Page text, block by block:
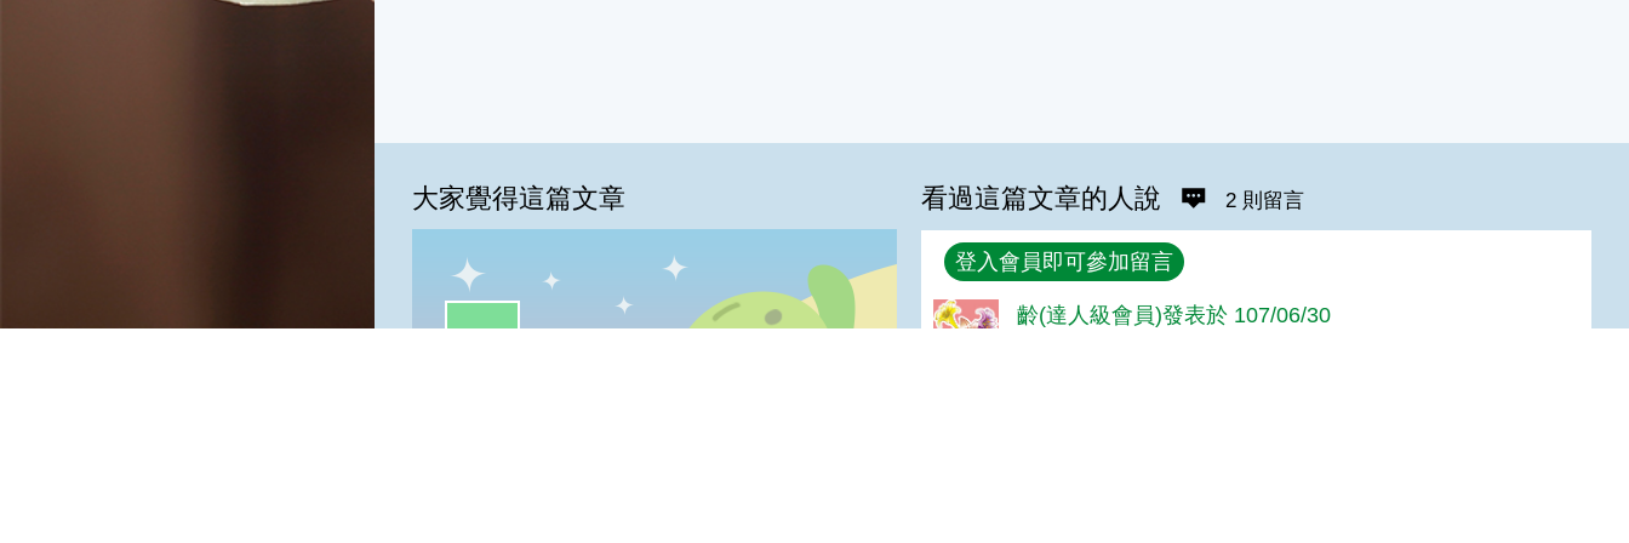
大家覺得這篇文章 看過這篇文章的人說 2 則留言
回覆
登入會員即可參加留言
齡(達人級會員)發表於 107/06/30